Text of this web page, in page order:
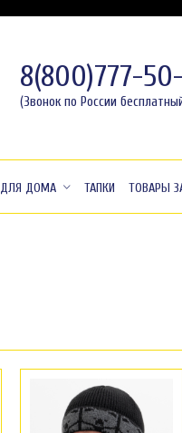
8(800)777-
(Звонок по России
ДЛЯ ДОМА ТАПКИ ТОВАРЫ